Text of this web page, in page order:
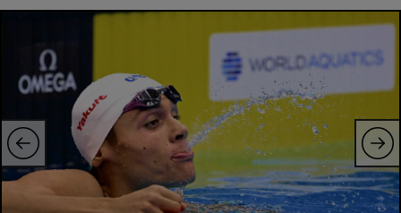
Fotbal feminin
Special
Diverse